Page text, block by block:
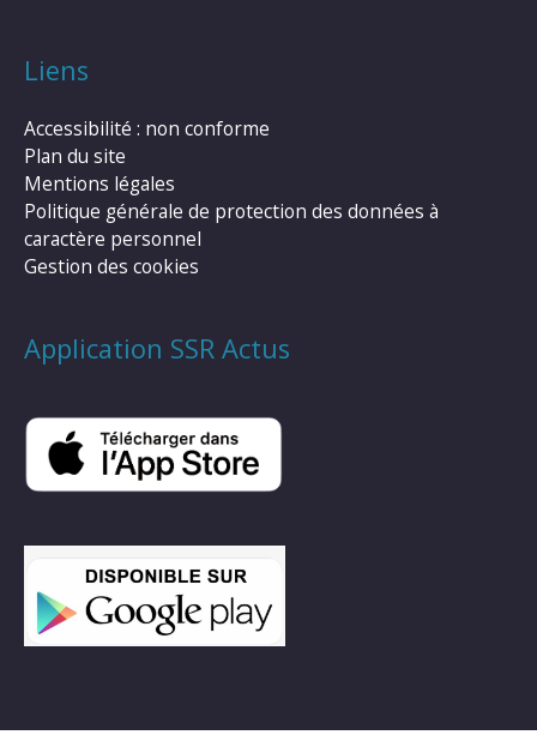
Liens
Accessibilité : non conforme
Plan du site
Mentions légales
Politique générale de protection des données à
caractère personnel
Gestion des cookies
Application SSR Actus